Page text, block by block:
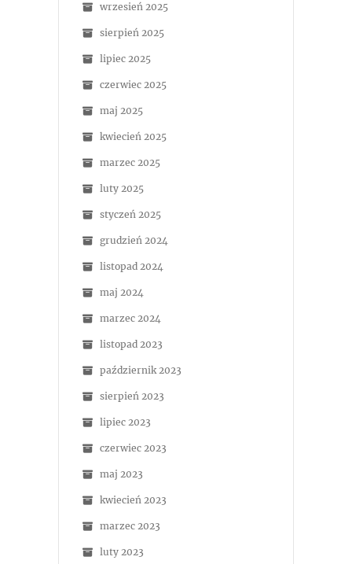
wrzesień 2025
sierpień 2025
lipiec 2025
czerwiec 2025
maj 2025
kwiecień 2025
marzec 2025
luty 2025
styczeń 2025
grudzień 2024
listopad 2024
maj 2024
marzec 2024
listopad 2023
październik 2023
sierpień 2023
lipiec 2023
czerwiec 2023
maj 2023
kwiecień 2023
marzec 2023
luty 2023